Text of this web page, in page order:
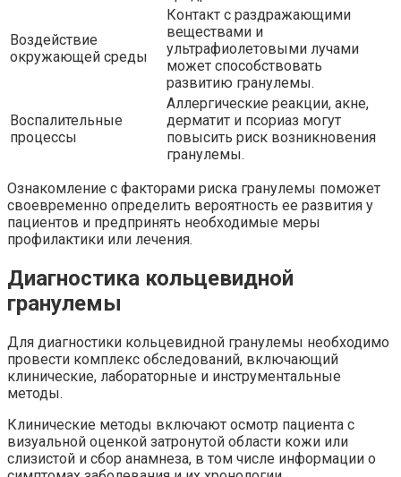
Воздействие
окружающей среды
Контакт с раздражающими
веществами и
ультрафиолетовыми лучами
может способствовать
развитию гранулемы.
Воспалительные
процессы
Аллергические реакции, акне,
дерматит и псориаз могут
повысить риск возникновения
гранулемы.
Ознакомление с факторами риска гранулемы поможет
своевременно определить вероятность ее развития у
пациентов и предпринять необходимые меры
профилактики или лечения.
Диагностика кольцевидной
гранулемы
Для диагностики кольцевидной гранулемы необходимо
провести комплекс обследований, включающий
клинические, лабораторные и инструментальные
методы.
Клинические методы включают осмотр пациента с
визуальной оценкой затронутой области кожи или
слизистой и сбор анамнеза, в том числе информации о